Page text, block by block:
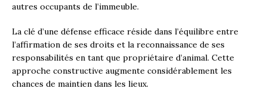
autres occupants de l’immeuble.
La clé d’une défense efficace réside dans l’équilibre entre
l’affirmation de ses droits et la reconnaissance de ses
responsabilités en tant que propriétaire d’animal. Cette
approche constructive augmente considérablement les
chances de maintien dans les lieux.